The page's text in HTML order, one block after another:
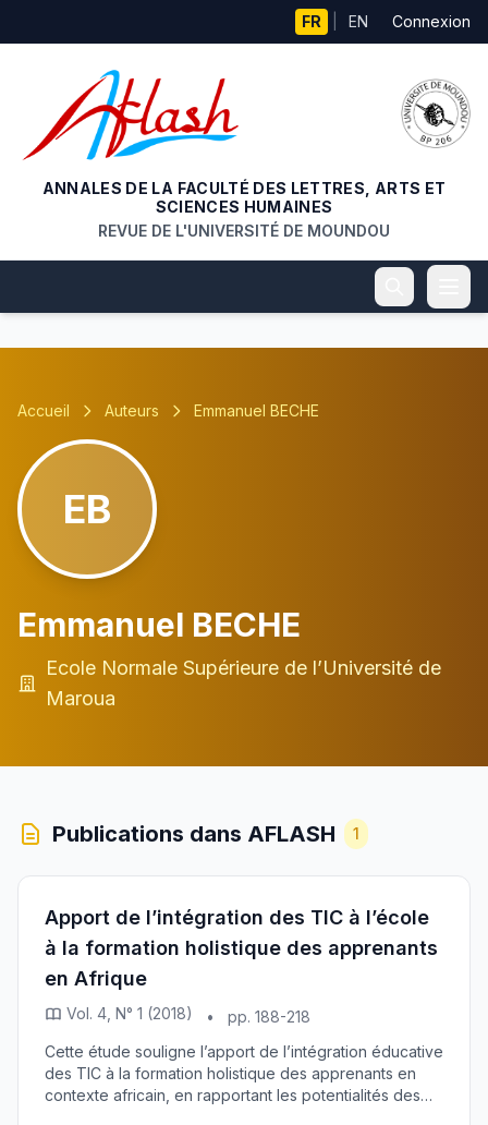
FR EN Connexion
ANNALES DE LA FACULTÉ DES LETTRES, ARTS ET
SCIENCES HUMAINES
REVUE DE L'UNIVERSITÉ DE MOUNDOU
Accueil Auteurs Emmanuel BECHE
EB
Emmanuel BECHE
Ecole Normale Supérieure de l’Université de
Maroua
Publications dans AFLASH 1
Apport de l’intégration des TIC à l’école
à la formation holistique des apprenants
en Afrique
Vol. 4, N° 1 (2018) •
pp. 188-218
Cette étude souligne l’apport de l’intégration éducative
des TIC à la formation holistique des apprenants en
contexte africain, en rapportant les potentialités des